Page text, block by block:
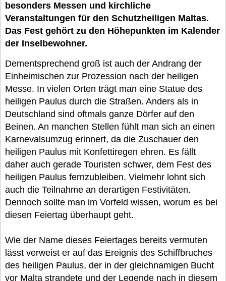
besonders Messen und kirchliche
Veranstaltungen für den Schutzheiligen Maltas.
Das Fest gehört zu den Höhepunkten im Kalender
der Inselbewohner.
Dementsprechend groß ist auch der Andrang der
Einheimischen zur Prozession nach der heiligen
Messe. In vielen Orten trägt man eine Statue des
heiligen Paulus durch die Straßen. Anders als in
Deutschland sind oftmals ganze Dörfer auf den
Beinen. An manchen Stellen fühlt man sich an einen
Karnevalsumzug erinnert, da die Zuschauer den
heiligen Paulus mit Konfettiregen ehren. Es fällt
daher auch gerade Touristen schwer, dem Fest des
heiligen Paulus fernzubleiben. Vielmehr lohnt sich
auch die Teilnahme an derartigen Festivitäten.
Dennoch sollte man im Vorfeld wissen, worum es bei
diesen Feiertag überhaupt geht.
Wie der Name dieses Feiertages bereits vermuten
lässt verweist er auf das Ereignis des Schiffbruches
des heiligen Paulus, der in der gleichnamigen Bucht
vor Malta strandete und der Legende nach in diesem